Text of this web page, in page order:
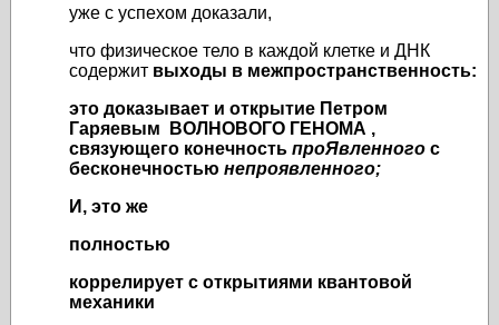
уже с успехом доказали,
что физическое тело в каждой клетке и ДНК
содержит выходы в межпространственность:
это доказывает и открытие Петром
Гаряевым ВОЛНОВОГО ГЕНОМА ,
связующего конечность проЯвленного с
бесконечностью непроявленного;
И, это же
полностью
коррелирует с открытиями квантовой
механики